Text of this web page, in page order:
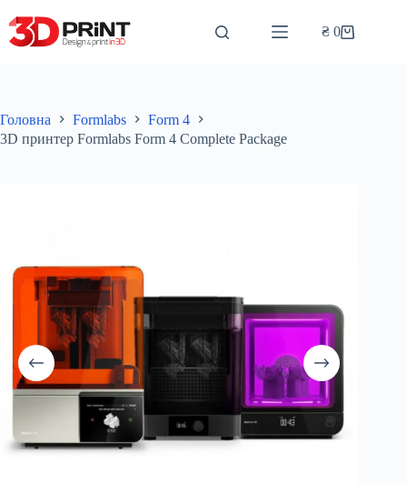
до
вмісту
Кошик
₴ 0
Головна Formlabs
Form 4
3D принтер Formlabs Form 4 Complete Package